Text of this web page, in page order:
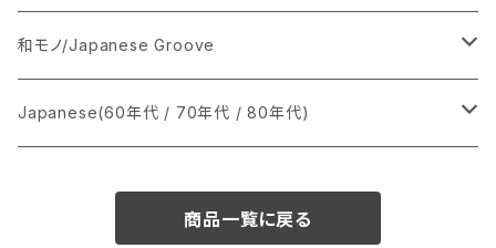
あ行
か行
LP
CD
シングル盤
A
12インチ・シングル
和モノ/Japanese Groove
シングル盤
Japanese(60年代 / 70年代 / 80年代)
商品一覧に戻る